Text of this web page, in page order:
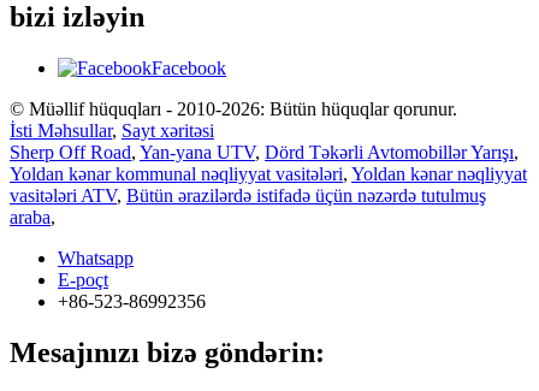
bizi izləyin
Facebook
© Müəllif hüquqları - 2010-2026: Bütün hüquqlar qorunur.
İsti Məhsullar, Sayt xəritəsi
Sherp Off Road, Yan-yana UTV, Dörd Təkərli Avtomobillər Yarışı,
Yoldan kənar kommunal nəqliyyat vasitələri, Yoldan kənar nəqliyyat
vasitələri ATV, Bütün ərazilərdə istifadə üçün nəzərdə tutulmuş
araba,
Whatsapp
E-poçt
+86-523-86992356
Mesajınızı bizə göndərin: